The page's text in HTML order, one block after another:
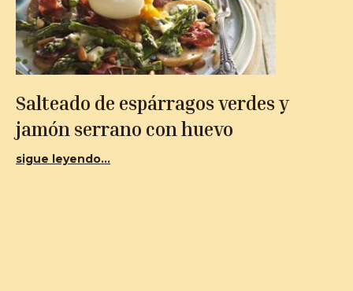
Salteado de espárragos verdes y
jamón serrano con huevo
sigue leyendo...